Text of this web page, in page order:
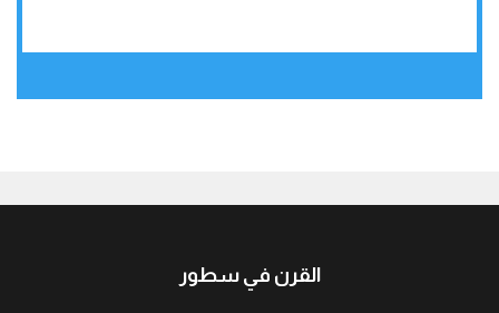
القرن في سطور